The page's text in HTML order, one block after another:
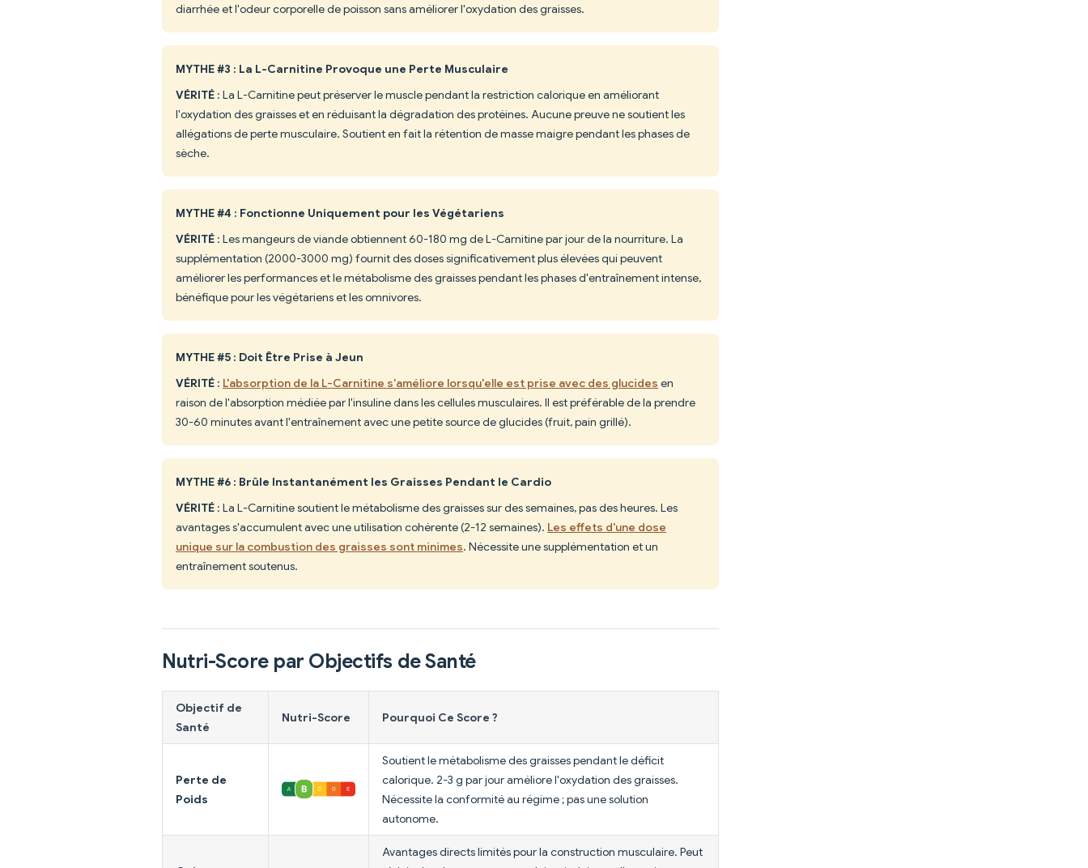
diarrhée et l'odeur corporelle de poisson sans améliorer l'oxydation des graisses.
MYTHE #3 : La L-Carnitine Provoque une Perte Musculaire
VÉRITÉ : La L-Carnitine peut préserver le muscle pendant la restriction calorique en améliorant
l'oxydation des graisses et en réduisant la dégradation des protéines. Aucune preuve ne soutient les
allégations de perte musculaire. Soutient en fait la rétention de masse maigre pendant les phases de
sèche.
MYTHE #4 : Fonctionne Uniquement pour les Végétariens
VÉRITÉ : Les mangeurs de viande obtiennent 60-180 mg de L-Carnitine par jour de la nourriture. La
supplémentation (2000-3000 mg) fournit des doses significativement plus élevées qui peuvent
améliorer les performances et le métabolisme des graisses pendant les phases d'entraînement intense,
bénéfique pour les végétariens et les omnivores.
MYTHE #5 : Doit Être Prise à Jeun
VÉRITÉ : L'absorption de la L-Carnitine s'améliore lorsqu'elle est prise avec des glucides en
raison de l'absorption médiée par l'insuline dans les cellules musculaires. Il est préférable de la prendre
30-60 minutes avant l'entraînement avec une petite source de glucides (fruit, pain grillé).
MYTHE #6 : Brûle Instantanément les Graisses Pendant le Cardio
VÉRITÉ : La L-Carnitine soutient le métabolisme des graisses sur des semaines, pas des heures. Les
avantages s'accumulent avec une utilisation cohérente (2-12 semaines). Les effets d'une dose
unique sur la combustion des graisses sont minimes. Nécessite une supplémentation et un
entraînement soutenus.
Nutri-Score par Objectifs de Santé
Objectif de
Santé
Nutri-Score Pourquoi Ce Score ?
Perte de
Poids
Soutient le métabolisme des graisses pendant le déficit
calorique. 2-3 g par jour améliore l'oxydation des graisses.
Nécessite la conformité au régime ; pas une solution
autonome.
Avantages directs limités pour la construction musculaire. Peut